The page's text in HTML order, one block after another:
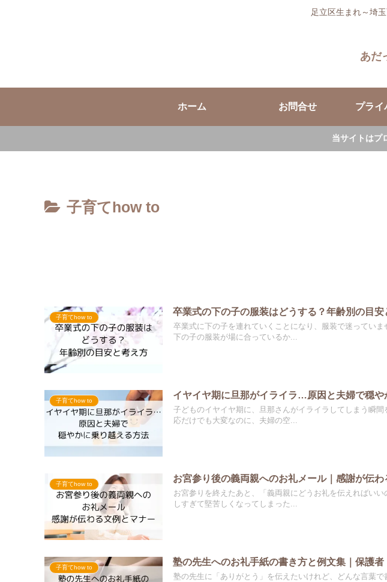
足立区生まれ～埼
あだ
ホーム お問合せ プライ
当サイトはプ
子育てhow to
子育てhow to
卒業式の下の子の服装はどうする？年齢別の目
卒業式に下の子を連れていくことになり、服装で迷っていま
下の子の服装が場に合っているか...
子育てhow to
イヤイヤ期に旦那がイライラ…原因と夫婦で穏や
子どものイヤイヤ期に、旦那さんがイライラしてしまう瞬
応だけでも大変なのに、夫婦の空...
子育てhow to
お宮参り後の義両親へのお礼メール｜感謝が伝
お宮参りを終えたあと、「義両親にどうお礼を伝えればい
しすぎて堅苦しくなってしまった...
子育てhow to
塾の先生へのお礼手紙の書き方と例文集｜保護
塾の先生に「ありがとう」を伝えたいけれど、どんな言葉